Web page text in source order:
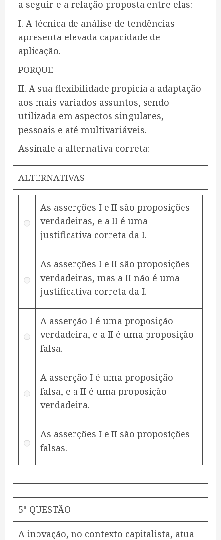
a seguir e a relação proposta entre elas:
I. A técnica de análise de tendências
apresenta elevada capacidade de
aplicação.
PORQUE
II. A sua flexibilidade propicia a adaptação
aos mais variados assuntos, sendo
utilizada em aspectos singulares,
pessoais e até multivariáveis.
Assinale a alternativa correta:
ALTERNATIVAS
As asserções I e II são proposições
verdadeiras, e a II é uma
justificativa correta da I.
As asserções I e II são proposições
verdadeiras, mas a II não é uma
justificativa correta da I.
A asserção I é uma proposição
verdadeira, e a II é uma proposição
falsa.
A asserção I é uma proposição
falsa, e a II é uma proposição
verdadeira.
As asserções I e II são proposições
falsas.
5ª QUESTÃO
A inovação, no contexto capitalista, atua